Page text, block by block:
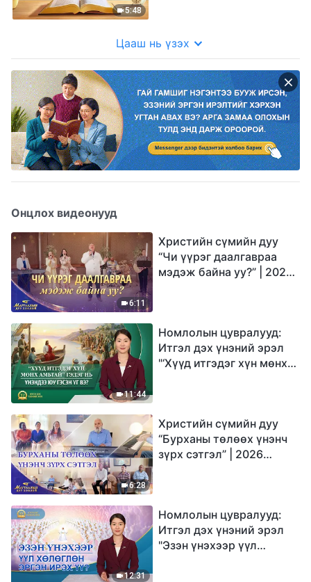
5:48
Цааш нь үзэх
Онцлох видеонууд
6:11
Христийн сүмийн дуу
“Чи үүрэг даалгавраа
мэдэж байна уу?” | 2026
11:44
Номлолын цувралууд:
Итгэл дэх үнэний эрэл
"‘Хүүд итгэдэг хүн мөнх
6:28
Христийн сүмийн дуу
“Бурханы төлөөх үнэнч
зүрх сэтгэл” | 2026
12:31
Номлолын цувралууд:
Итгэл дэх үнэний эрэл
"Эзэн үнэхээр үүл